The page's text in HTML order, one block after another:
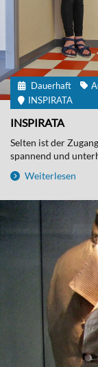
Dauerhaft
INSPIRATA
INSPIRATA
Selten ist der
spannend und
Weiterlesen